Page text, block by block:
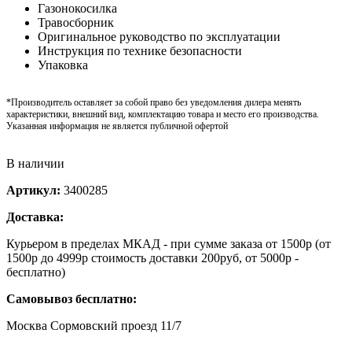
Газонокосилка
Травосборник
Оригинальное руководство по эксплуатации
Инструкция по технике безопасности
Упаковка
*Производитель оставляет за собой право без уведомления дилера менять
характеристики, внешний вид, комплектацию товара и место его производства.
Указанная информация не является публичной офертой
В наличии
Артикул: 3400285
Доставка:
Курьером в пределах МКАД - при сумме заказа от 1500р (от
1500р до 4999р стоимость доставки 200руб, от 5000р -
бесплатно)
Самовывоз бесплатно:
Москва Сормовский проезд 11/7